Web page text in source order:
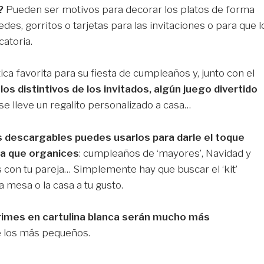
Pueden ser motivos para decorar los platos de forma
gorritos o tarjetas para las invitaciones o para que
favorita para su fiesta de cumpleaños y, junto con el
distintivos de los invitados, algún juego divertido
lleve un regalito personalizado a casa…
descargables puedes usarlos para darle el toque
que organices: cumpleaños de ‘mayores’, Navidad y
tu pareja… Simplemente hay que buscar el ‘kit’
o la casa a tu gusto.
en cartulina blanca serán mucho más
más pequeños.